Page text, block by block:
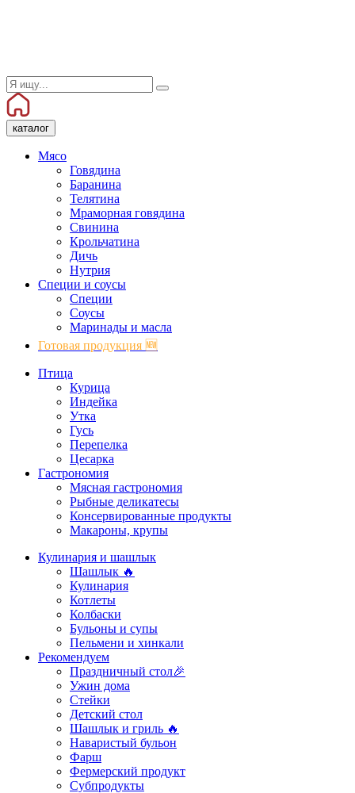
каталог
Мясо
Говядина
Баранина
Телятина
Мраморная говядина
Свинина
Крольчатина
Дичь
Нутрия
Специи и соусы
Специи
Соусы
Маринады и масла
Готовая продукция 🆕
Птица
Курица
Индейка
Утка
Гусь
Перепелка
Цесарка
Гастрономия
Мясная гастрономия
Рыбные деликатесы
Консервированные продукты
Макароны, крупы
Кулинария и шашлык
Шашлык 🔥
Кулинария
Котлеты
Колбаски
Бульоны и супы
Пельмени и хинкали
Рекомендуем
Праздничный стол🎉
Ужин дома
Стейки
Детский стол
Шашлык и гриль 🔥
Наваристый бульон
Фарш
Фермерский продукт
Субпродукты